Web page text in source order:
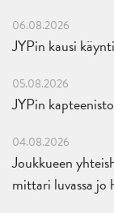
06.08.2026
JYPin kausi
05.08.2026
JYPin
04.08.2026
Joukkueen
mittari luvassa jo